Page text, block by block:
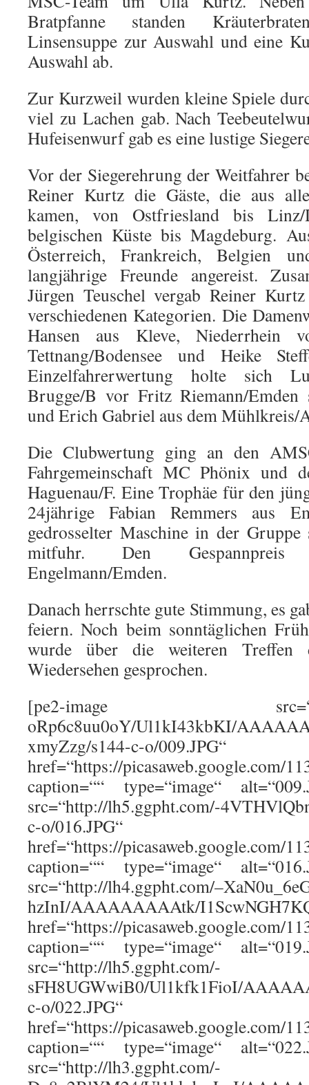
Bratpfanne standen
Linsensuppe zur Auswahl und eine
Auswahl ab.
Zur Kurzweil wurden kleine Spiele
viel zu Lachen gab. Nach
Hufeisenwurf gab es eine lustige
Vor der Siegerehrung der Weitfahrer
Reiner Kurtz die Gäste, die aus
kamen, von Ostfriesland bis
belgischen Küste bis Magdeburg.
Österreich, Frankreich, Belgien
langjährige Freunde angereist.
Jürgen Teuschel vergab Reiner
verschiedenen Kategorien. Die
Hansen aus Kleve, Niederrhein
Tettnang/Bodensee und Heike
Einzelfahrerwertung holte sich
Brugge/B vor Fritz Riemann/
und Erich Gabriel aus dem Mühlkreis/
Die Clubwertung ging an den
Fahrgemeinschaft MC Phönix und
Haguenau/F. Eine Trophäe für den
24jährige Fabian Remmers aus
gedrosselter Maschine in der Gruppe
mitfuhr. Den
Engelmann/Emden.
Danach herrschte gute Stimmung, es
feiern. Noch beim sonntäglichen
wurde über die weiteren
Wiedersehen
[pe2-image src=“http://
oRp6c8uu0oY/Ul1kI43kbKI/
xmyZzg/s144-c-o/009.JPG“
href=“https://picasaweb.google.com/
caption=““ type=“image“
src=“http://lh5.ggpht.com/-
c-o/016.JPG“
href=“https://picasaweb.google.com/
caption=““ type=“image“
src=“http://lh4.ggpht.com/
hzInI/AAAAAAAAAtk/
href=“https://picasaweb.google.com/
caption=““ type=“image“
src=“http://lh5.ggpht.com/-
sFH8UGWwiB0/Ul1kfk1FioI/
c-o/022.JPG“
href=“https://picasaweb.google.com/
caption=““ type=“image“
src=“http://lh3.ggpht.com/-